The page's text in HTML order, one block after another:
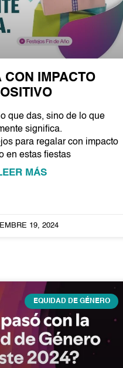
CON IMPACTO
que das, sino de lo que
significa.
para regalar con impacto
en estas fiestas
MÁS
19, 2024
EQUIDAD DE GÉNERO